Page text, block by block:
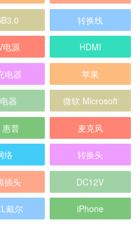
转换线
电源 HDMI
电器 苹果
器 微软 Microsoft
惠普 麦克风
络 转换头
插头 DC12V
戴尔 iPhone